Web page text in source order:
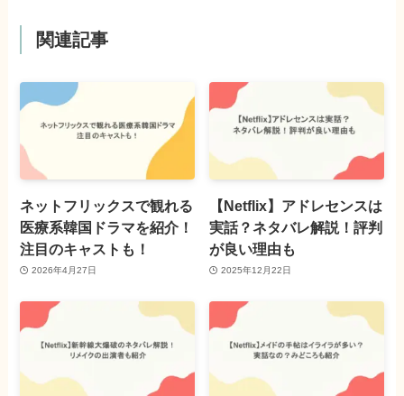
関連記事
ネットフリックスで観れる
医療系韓国ドラマを紹介！
注目のキャストも！
2026年4月27日
【Netflix】アドレセンスは
実話？ネタバレ解説！評判
が良い理由も
2025年12月22日